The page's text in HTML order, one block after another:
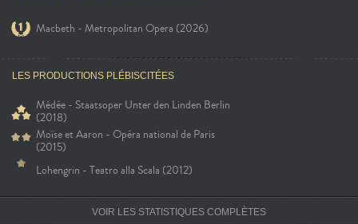
Macbeth - Metropolitan Opera (2026)
LES PRODUCTIONS PLÉBISCITÉES
Médée - Staatsoper Unter den Linden Berlin
(2018)
Moïse et Aaron - Opéra national de Paris
(2015)
Lohengrin - Teatro alla Scala (2012)
VOIR LES STATISTIQUES COMPLÈTES